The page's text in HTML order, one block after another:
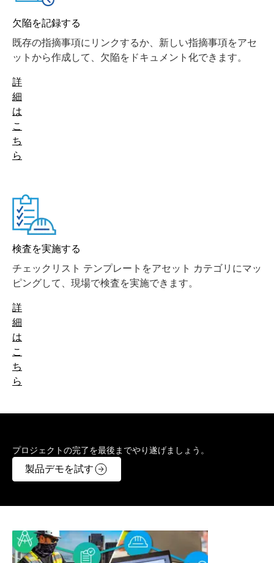
欠陥を記録する
既存の指摘事項にリンクするか、新しい指摘事項をアセ
ットから作成して、欠陥をドキュメント化できます。
詳
細
は
こ
ち
ら
検査を実施する
チェックリスト テンプレートをアセット カテゴリにマッ
ピングして、現場で検査を実施できます。
詳
細
は
こ
ち
ら
プロジェクトの完了を最後までやり遂げましょう。
製品デモを試す